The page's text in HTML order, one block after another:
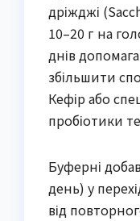
дріжджі
10–20 г на
днів
збільшити
Кефір або
пробіотики
Буферні
день) у
від